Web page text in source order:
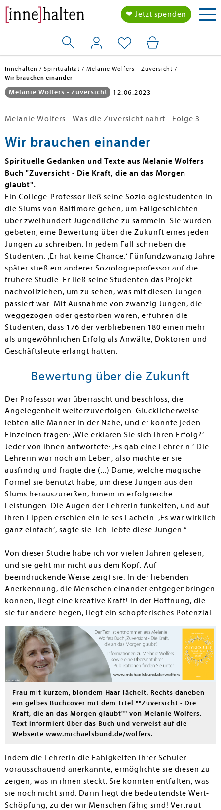
❤ Jetzt spenden
Innehalten Spiritualität
Melanie Wolfers - Zuversicht
Wir brauchen einander
Melanie Wolfers - Zuversicht 12.06.2023
Melanie Wolfers - Was die Zuversicht nährt - Folge 3
Wir brauchen einander
Spirituelle Gedanken und Texte aus Melanie Wolfers
Buch "Zuversicht - Die Kraft, die an das Morgen
glaubt".
Ein College-Professor ließ seine Soziologiestudenten in
die Slums von Baltimore gehen, um Fallgeschichten
über zweihundert Jugend­liche zu sammeln. Sie wurden
gebeten, eine Bewertung über die Zukunft eines jeden
Jungen zu schreiben. In jedem Fall schrieben die
Studenten: ,Er hat keine Chance.‘ Fünfundzwanzig Jahre
später stieß ein anderer Soziologieprofessor auf die
frühere Studie. Er ließ seine Studenten das Projekt
nachvollziehen, um zu sehen, was mit diesen Jungen
passiert war. Mit Ausnahme von zwanzig Jungen, die
weggezogen oder gestorben waren, erfuhren die
Studenten, dass 176 der verbliebenen 180 einen mehr
als ungewöhnlichen Erfolg als Anwälte, Doktoren und
Geschäftsleute erlangt hatten.
Bewertung über die Zukunft
Der Professor war überrascht und beschloss, die
Angelegenheit weiterzu­verfolgen. Glücklicherweise
lebten alle Männer in der Nähe, und er konnte jeden
Einzelnen fragen: ,Wie erklären Sie sich Ihren Erfolg?‘
Jeder von ihnen antwortete: ,Es gab eine Lehrerin.‘ Die
Lehrerin war noch am Leben, also machte er sie
ausfindig und fragte die (...) Dame, welche magische
Formel sie benutzt habe, um diese Jungen aus den
Slums herauszureißen, hinein in erfolgreiche
Leistungen. Die Augen der Lehrerin funkelten, und auf
ihren Lippen erschien ein leises Lächeln. ,Es war wirklich
ganz einfach‘, sagte sie. Ich liebte diese Jungen.“
Von dieser Studie habe ich vor vielen Jahren gelesen,
und sie geht mir nicht aus dem Kopf. Auf
beeindruckende Weise zeigt sie: In der liebenden
Anerkennung, die Menschen einander entgegenbringen
können, liegt eine kreative Kraft! In der Hoffnung, die
sie für andere hegen, liegt ein schöpferisches Potenzial.
Frau mit kurzem, blondem Haar lächelt. Rechts daneben
ein gelbes Buchcover mit dem Titel ""Zuversicht - Die
Kraft, die an das Morgen glaubt"" von Melanie Wolfers.
Text informiert über das Buch und verweist auf die
Webseite www.michaelsbund.de/wolfers.
Indem die Lehrerin die Fähigkeiten ihrer Schüler
vorausschauend anerkannte, ermöglichte sie diesen zu
zeigen, was in ihnen steckt. Sie konnten entfalten, was
sie noch nicht sind. Darin liegt die bedeutendste Wert-
Schöpfung, zu der wir Menschen fähig sind! Vertraut